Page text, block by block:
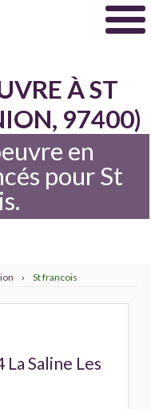
À ST
97400)
en
pour St
› St francois
La Saline Les